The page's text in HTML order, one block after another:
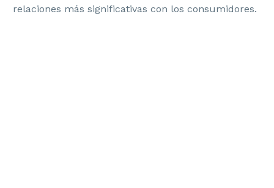
relaciones más significativas con los consumidores.